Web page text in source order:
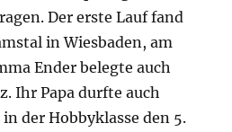
Der erste Lauf fand
in Wiesbaden, am
Ender belegte auch
Ihr Papa durfte auch
der Hobbyklasse den 5.